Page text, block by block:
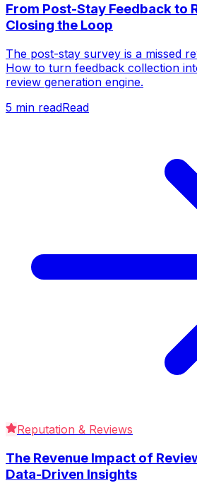
From Post-Stay Feedback to
Closing the Loop
The post-stay survey is a missed
How to turn feedback collection
review generation engine.
5 min readRead
Reputation & Reviews
The Revenue Impact of
Data-Driven Insights